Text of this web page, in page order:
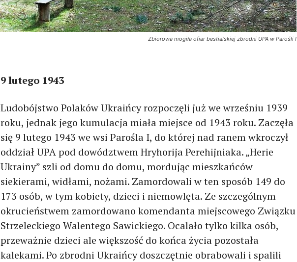
Zbiorowa mogiła ofiar bestialskiej zbrodni UPA w Parośli I
9 lutego 1943
Ludobójstwo Polaków Ukraińcy rozpoczęli już we wrześniu 1939
roku, jednak jego kumulacja miała miejsce od 1943 roku. Zaczęła
się 9 lutego 1943 we wsi Parośla I, do której nad ranem wkroczył
oddział UPA pod dowództwem Hryhorija Perehijniaka. „Herie
Ukrainy” szli od domu do domu, mordując mieszkańców
siekierami, widłami, nożami. Zamordowali w ten sposób 149 do
173 osób, w tym kobiety, dzieci i niemowlęta. Ze szczególnym
okrucieństwem zamordowano komendanta miejscowego Związku
Strzeleckiego Walentego Sawickiego. Ocalało tylko kilka osób,
przeważnie dzieci ale większość do końca życia pozostała
kalekami. Po zbrodni Ukraińcy doszczętnie obrabowali i spalili